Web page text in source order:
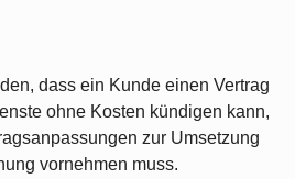
dass ein Kunde einen Vertrag
ohne Kosten kündigen kann,
zur Umsetzung
vornehmen muss.